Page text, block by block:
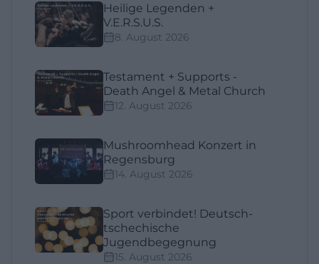
Heilige Legenden +
V.E.R.S.U.S.
8. August 2026
Testament + Supports -
Death Angel & Metal Church
12. August 2026
Mushroomhead Konzert in
Regensburg
14. August 2026
Sport verbindet! Deutsch-
tschechische
Jugendbegegnung
15. August 2026